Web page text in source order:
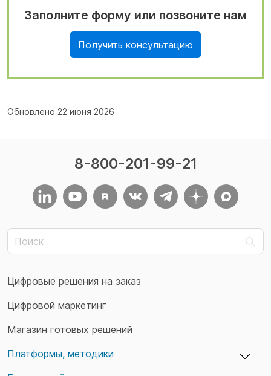
Заполните форму или позвоните нам
Получить консультацию
Обновлено 22 июня 2026
8-800-201-99-21
Цифровые решения на заказ
Цифровой маркетинг
Магазин готовых решений
Платформы, методики